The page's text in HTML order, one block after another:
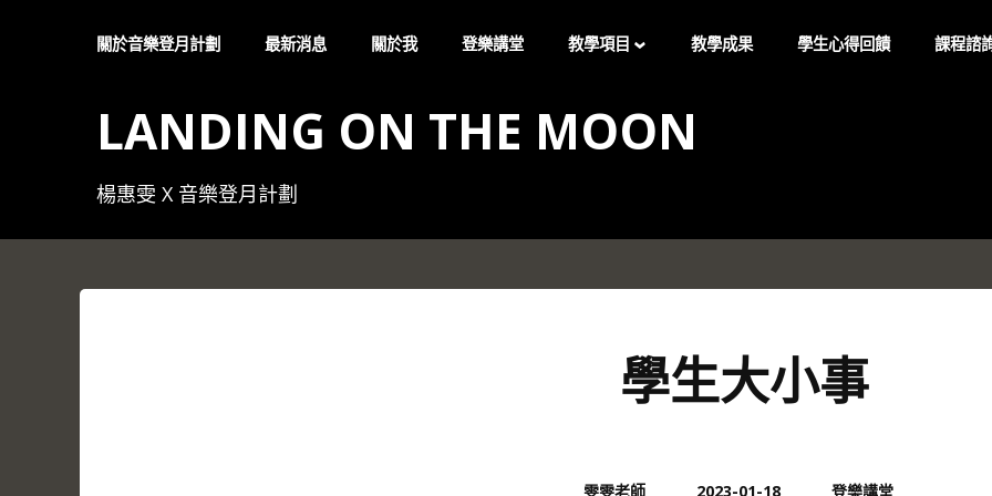
關於音樂登月計劃 最新消息 關於我 登樂講堂 教學項目
小提琴 / 中提琴個別課
2025新年提琴音樂會
教學成果 學生心得回饋 課程諮
LANDING ON THE MOON
楊惠雯 X 音樂登月計劃
學生大小事
雯雯老師 2023-01-18 登樂講堂